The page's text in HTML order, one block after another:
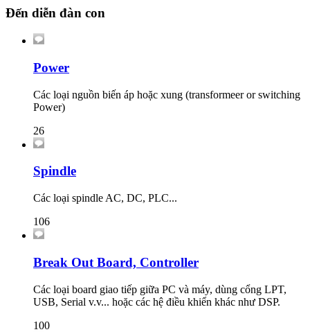
Đến diễn đàn con
Power
Các loại nguồn biến áp hoặc xung (transformeer or switching
Power)
26
Spindle
Các loại spindle AC, DC, PLC...
106
Break Out Board, Controller
Các loại board giao tiếp giữa PC và máy, dùng cổng LPT,
USB, Serial v.v... hoặc các hệ điều khiển khác như DSP.
100